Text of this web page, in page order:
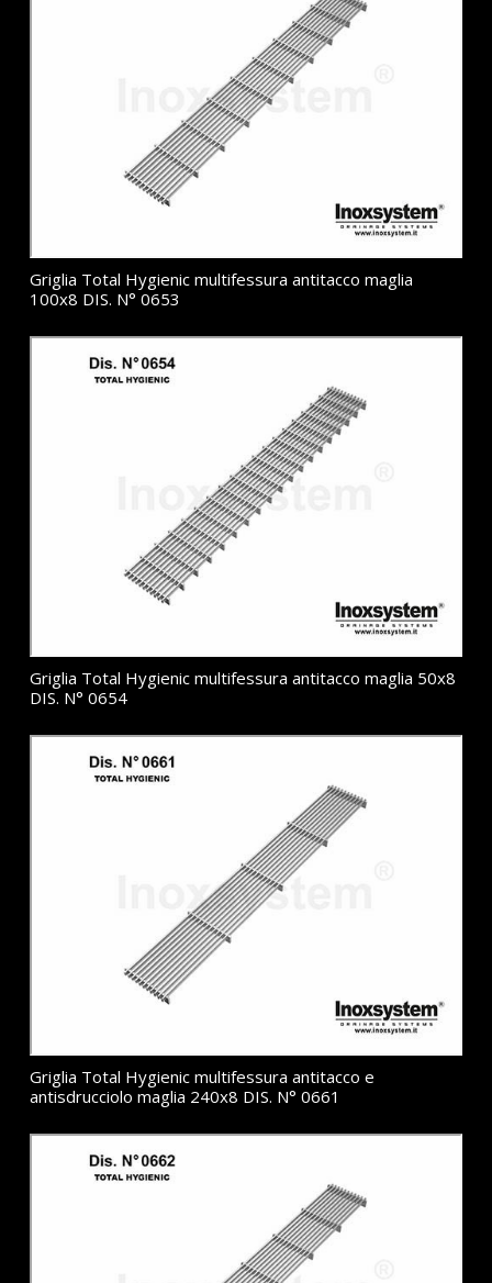
Griglia Total Hygienic multifessura antitacco maglia
100x8 DIS. N° 0653
Griglia Total Hygienic multifessura antitacco maglia 50x8
DIS. N° 0654
Griglia Total Hygienic multifessura antitacco e
antisdrucciolo maglia 240x8 DIS. N° 0661